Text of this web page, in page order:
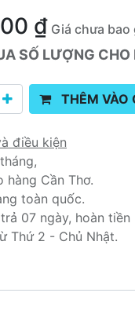
₫ Giá chưa bao
SỐ LƯỢNG CHO
THÊM VÀO
điều kiện
hàng Cần Thơ.
toàn quốc.
07 ngày, hoàn
Thứ 2 - Chủ Nhật.